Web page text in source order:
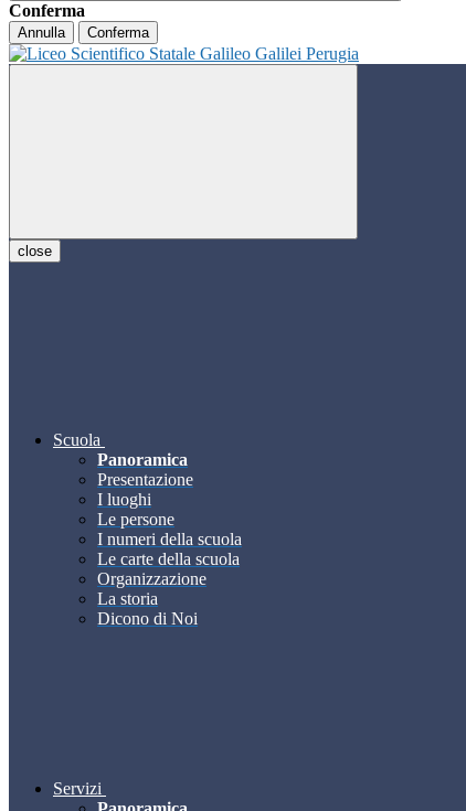
Conferma
Annulla Conferma
close
Scuola
Panoramica
Presentazione
I luoghi
Le persone
I numeri della scuola
Le carte della scuola
Organizzazione
La storia
Dicono di Noi
Servizi